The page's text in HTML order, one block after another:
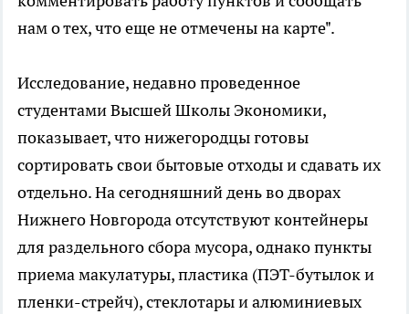
нам о тех, что еще не отмечены на карте".
Исследование, недавно проведенное
студентами Высшей Школы Экономики,
показывает, что нижегородцы готовы
сортировать свои бытовые отходы и сдавать их
отдельно. На сегодняшний день во дворах
Нижнего Новгорода отсутствуют контейнеры
для раздельного сбора мусора, однако пункты
приема макулатуры, пластика (ПЭТ-бутылок и
пленки-стрейч), стеклотары и алюминиевых